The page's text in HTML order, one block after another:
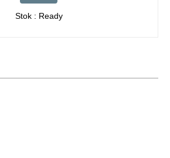
Stok : Ready